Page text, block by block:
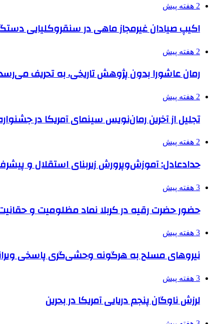
2 هفته پیش
اکیپ صیادان غیرمجاز ماهی در سنقروکلیایی
2 هفته پیش
رمان عاشورا بدون پژوهش تاریخی، به تحریف
2 هفته پیش
تجلیل از آخرین رمان‌نویس سینمای آمریکا در
2 هفته پیش
حدادعادل: آموزش‌وپرورش زیربنای استقلال و
3 هفته پیش
حضور حضرت رقیه در کربلا نماد مظلومیت و حقانیت
3 هفته پیش
نیروهای مسلح به هرگونه وحشی‌گری پاسخی
3 هفته پیش
لرزش ناوگان پنجم دریایی آمریکا در بحرین